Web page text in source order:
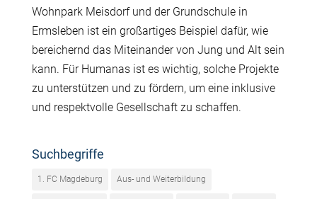
Wohnpark Meisdorf und der Grundschule in
Ermsleben ist ein großartiges Beispiel dafür, wie
bereichernd das Miteinander von Jung und Alt sein
kann. Für Humanas ist es wichtig, solche Projekte
zu unterstützen und zu fördern, um eine inklusive
und respektvolle Gesellschaft zu schaffen.
Suchbegriffe
1. FC Magdeburg Aus- und Weiterbildung